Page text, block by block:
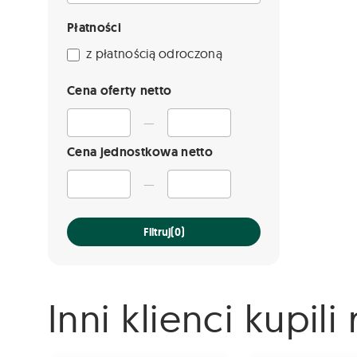
Płatności
z płatnością odroczoną
Cena oferty netto
—
Cena jednostkowa netto
—
Filtruj(0)
Inni klienci kupili